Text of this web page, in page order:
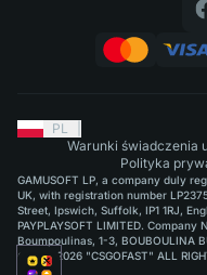
PL
Warunki świadczenia
Polityka
GAMUSOFT LP, a company duly
UK, with registration number
Street, Ipswich, Suffolk, IP1 1RJ,
PAYPLAYSOFT LIMITED.
Boumpoulinas, 1-3, BOUBOULINA
©2015-2026 "CSGOFAST" ALL